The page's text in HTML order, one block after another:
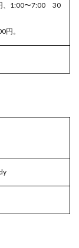
、1:00〜7:00 30
。